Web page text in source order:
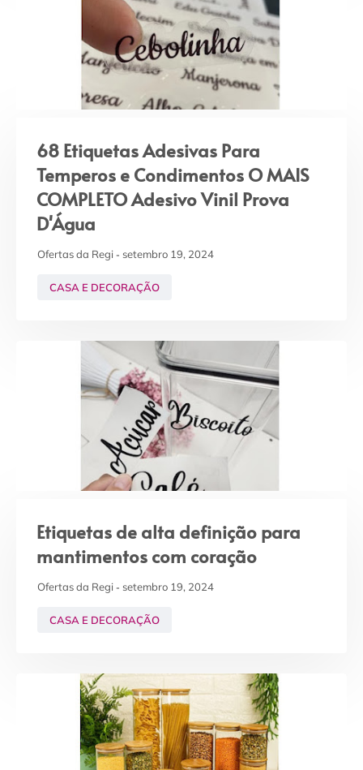
68 Etiquetas Adesivas Para
Temperos e Condimentos O MAIS
COMPLETO Adesivo Vinil Prova
D'Água
Ofertas da Regi setembro 19, 2024
CASA E DECORAÇÃO
Etiquetas de alta definição para
mantimentos com coração
Ofertas da Regi setembro 19, 2024
CASA E DECORAÇÃO